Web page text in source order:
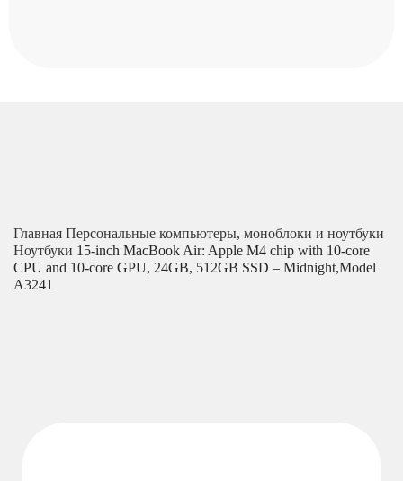
Главная Персональные компьютеры, моноблоки и ноутбуки
Ноутбуки 15-inch MacBook Air: Apple M4 chip with 10-core
CPU and 10-core GPU, 24GB, 512GB SSD – Midnight,Model
A3241